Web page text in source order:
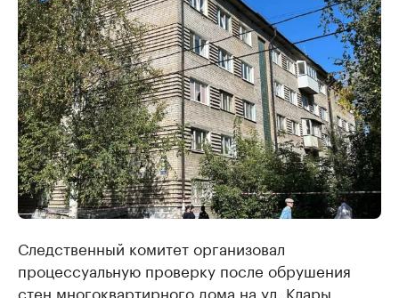
Следственный комитет организовал
процессуальную проверку после обрушения
стен многоквартирного дома на ул. Клары